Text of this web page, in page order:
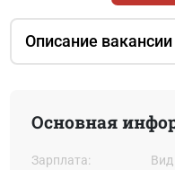
Описание вакансии
Основная
Зарплата: Вид